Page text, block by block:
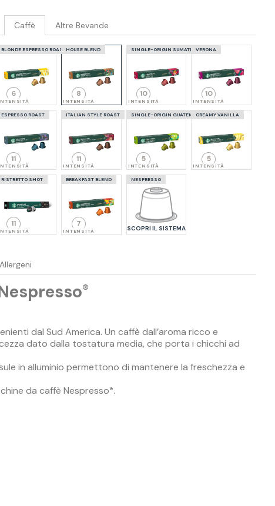
Caffè Altre Bevande
BLONDE ESPRESSO ROAST
6
HOUSE BLEND
8
INTENSITÀ
SINGLE-ORIGIN SUMATRA
10
INTENSITÀ
VERONA
10
INTENSITÀ
ESPRESSO ROAST
11
ITALIAN STYLE ROAST
11
INTENSITÀ
SINGLE-ORIGIN GUATEMALA
5
INTENSITÀ
CREAMY VANILLA
5
INTENSITÀ
RISTRETTO SHOT
11
BREAKFAST BLEND
7
INTENSITÀ
NESPRESSO
SCOPRI IL SISTEMA
®
dal Sud America. Un caffè dall’aroma ricco e
dato dalla tostatura media, che porta i chicchi ad
in alluminio permettono di mantenere la freschezza e
da caffè Nespresso®.